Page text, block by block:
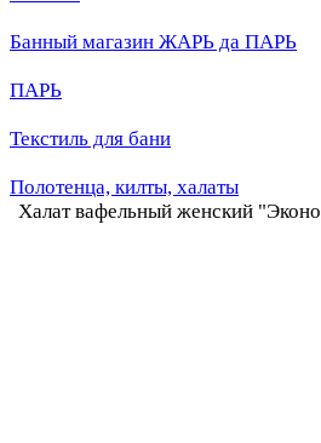
Банный магазин ЖАРЬ да ПАРЬ
ПАРЬ
Текстиль для бани
Полотенца, килты, халаты
Халат вафельный женский